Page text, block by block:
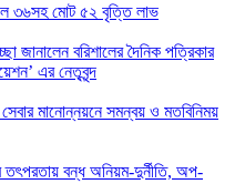
৩৬সহ মোট ৫২ বৃত্তি লাভ
জানালেন বরিশালের দৈনিক পত্রিকার
এর নেতৃবৃন্দ
সেবার মানোন্নয়নে সমন্বয় ও মতবিনিময়
তৎপরতায় বন্ধ অনিয়ম-দুর্নীতি, অপ-